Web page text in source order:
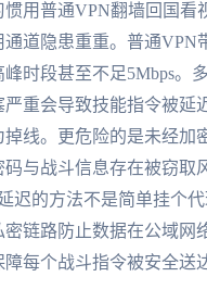
惯用普通VPN翻墙回国看
通道隐患重重。普通VPN
时段甚至不足5Mbps。
严重会导致技能指令被延
线。更危险的是未经加
与战斗信息存在被窃取
迟的方法不是简单挂个
密链路防止数据在公域网
每个战斗指令被安全送